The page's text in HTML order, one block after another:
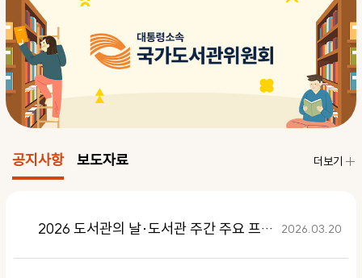
공지사항 보도자료
2026 도서관의 날·도서관 주간 주요 프로그램 참가 신청 안내 2026.03.20
더보기